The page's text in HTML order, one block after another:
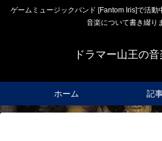
ゲームミュージックバンド [Fantom Iris]で活動
音楽について書き綴り
ドラマー山王の
ホーム 記